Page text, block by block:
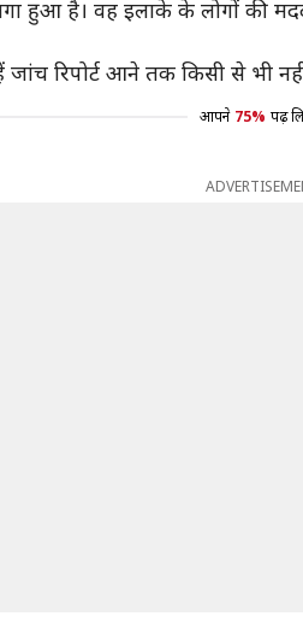
हुआ है। वह इलाके के लोगों की
रिपोर्ट आने तक किसी से भी नहीं
आपने 75% पढ़